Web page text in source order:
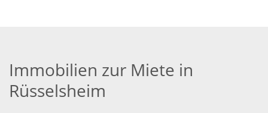
Immobilien zur Miete in
Rüsselsheim